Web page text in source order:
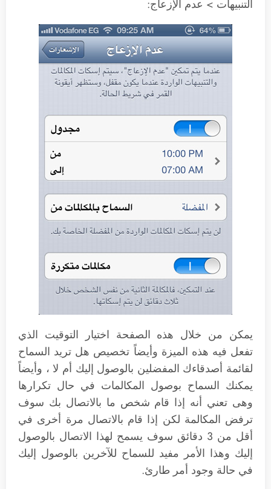
التنبيهات > عدم الإزعاج:
يمكن من خلال هذه الصفحة اختيار التوقيت الذي
تفعل فيه هذه الميزة وأيضاً تخصيص هل تريد السماح
لقائمة أصدقاءك المفضلين بالوصول إليك أم لا ، وأيضاً
يمكنك السماح بوصول المكالمات في حال تكرارها
وهى تعني أنه إذا قام شخص ما بالاتصال بك سوف
ترفض المكالمة لكن إذا قام بالاتصال مرة أخرى في
أقل من 3 دقائق سوف يسمح لهذا الاتصال بالوصول
إليك وهذا الأمر مفيد للسماح للآخرين بالوصول إليك
في حالة وجود أمر طارئ.